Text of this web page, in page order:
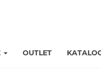
OUTLET